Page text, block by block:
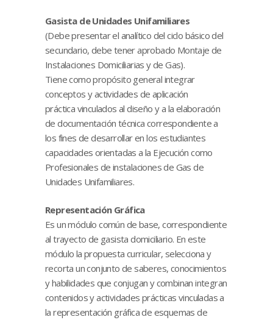
Gasista de Unidades Unifamiliares
(Debe presentar el analítico del ciclo básico del
secundario, debe tener aprobado Montaje de
Instalaciones Domiciliarias y de Gas).
Tiene como propósito general integrar
conceptos y actividades de aplicación
práctica vinculados al diseño y a la elaboración
de documentación técnica correspondiente a
los fines de desarrollar en los estudiantes
capacidades orientadas a la Ejecución como
Profesionales de instalaciones de Gas de
Unidades Unifamiliares.
Representación Gráfica
Es un módulo común de base, correspondiente
al trayecto de gasista domiciliario. En este
módulo la propuesta curricular, selecciona y
recorta un conjunto de saberes, conocimientos
y habilidades que conjugan y combinan integran
contenidos y actividades prácticas vinculadas a
la representación gráfica de esquemas de